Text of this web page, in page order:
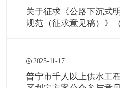
关于征求《公路下沉式
规范（征求意见稿）》
2025-11-17
普宁市千人以上供水工